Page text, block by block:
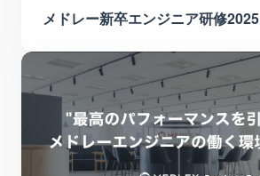
メドレー新卒エンジニア研修2025